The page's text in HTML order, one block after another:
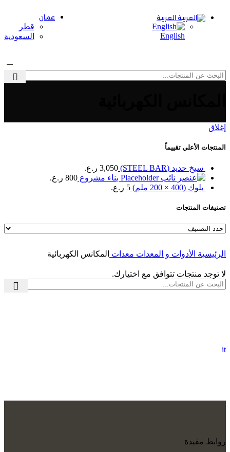
العربية
English
عمان
قطر
السعودية
إغلاق
المنتجات الأعلي تقييماً
سيخ حديد (STEEL BAR) 3,050 ر.ع.
بناء مشروع 800 ر.ع.
بلوك (400 × 200 ملم)
5 ر.ع.
تصنيفات المنتجات
الرئيسية الأدوات و المعدات معدات المكانس الكهربائية
لا توجد منتجات تتوافق مع اختيارك.
it
روابط مفيدة